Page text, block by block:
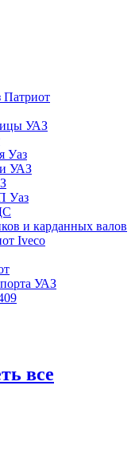
Патриот
УАЗ
Уаз
УАЗ
Уаз
и карданных валов
Iveco
УАЗ
все